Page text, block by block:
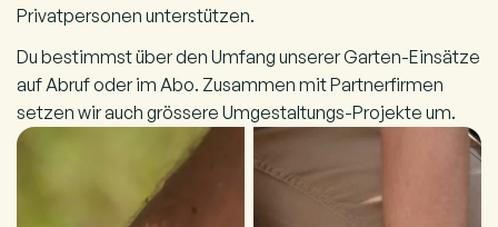
Privatpersonen unterstützen.
Du bestimmst über den Umfang unserer Garten-Einsätze
auf Abruf oder im Abo. Zusammen mit Partnerfirmen
setzen wir auch grössere Umgestaltungs-Projekte um.